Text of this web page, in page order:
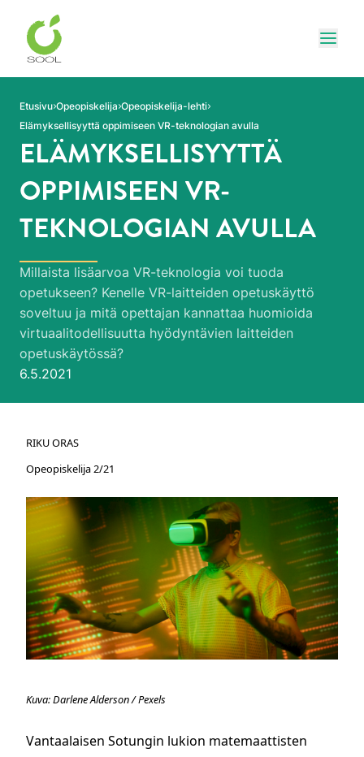
Siirry sivun sisältöön
Etusivu Opeopiskelija Opeopiskelija-lehti
Elämyksellisyyttä oppimiseen VR-teknologian avulla
ELÄMYKSELLISYYTTÄ
OPPIMISEEN VR-
TEKNOLOGIAN AVULLA
Millaista lisäarvoa VR-teknologia voi tuoda
opetukseen? Kenelle VR-laitteiden opetuskäyttö
soveltuu ja mitä opettajan kannattaa huomioida
virtuaalitodellisuutta hyödyntävien laitteiden
opetuskäytössä?
Julkaistu:
6.5.2021
RIKU ORAS
Opeopiskelija 2/21
Kuva: Darlene Alderson / Pexels
Vantaalaisen Sotungin lukion matemaattisten